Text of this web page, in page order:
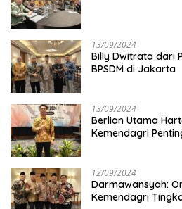
13/09/2024
Billy Dwitrata dari
BPSDM di Jakarta
13/09/2024
Berlian Utama
Kemendagri
12/09/2024
Darmawansyah:
Kemendagri